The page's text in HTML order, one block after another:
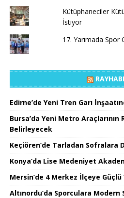
Kütüphaneciler
İstiyor
17. Yarımada Spor
Edirne’de Yeni Tren Garı
Bursa’da Yeni Metro
Belirleyecek
Keçiören’de Tarladan Sofralara
Konya’da Lise Medeniyet
Mersin’de 4 Merkez İlçeye Güçlü
Altınordu’da Sporculara Modern